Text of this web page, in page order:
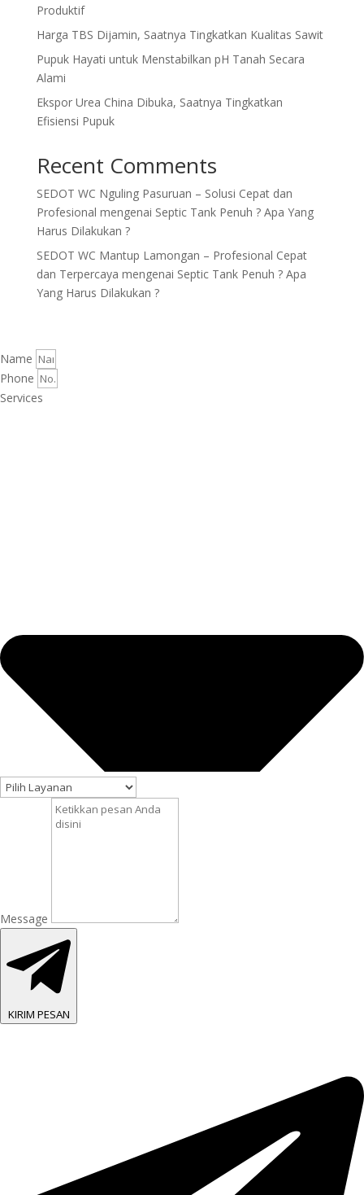
Produktif
Harga TBS Dijamin, Saatnya Tingkatkan Kualitas Sawit
Pupuk Hayati untuk Menstabilkan pH Tanah Secara
Alami
Ekspor Urea China Dibuka, Saatnya Tingkatkan
Efisiensi Pupuk
Recent Comments
SEDOT WC Nguling Pasuruan – Solusi Cepat dan
Profesional mengenai Septic Tank Penuh ? Apa Yang
Harus Dilakukan ?
SEDOT WC Mantup Lamongan – Profesional Cepat
dan Terpercaya mengenai Septic Tank Penuh ? Apa
Yang Harus Dilakukan ?
Name
Phone
Services
Message
KIRIM PESAN